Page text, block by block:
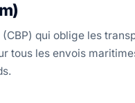
qui oblige les
tous les envois